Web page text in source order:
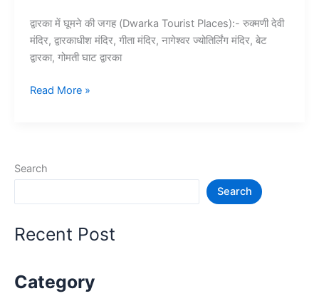
द्वारका में घूमने की जगह (Dwarka Tourist Places):- रुक्मणी देवी
मंदिर, द्वारकाधीश मंदिर, गीता मंदिर, नागेश्वर ज्योतिर्लिंग मंदिर, बेट
द्वारका, गोमती घाट द्वारका
10+
जगह
places
Read More »
Search
Search
Recent Post
Category